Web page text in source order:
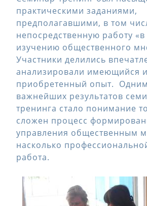
практическими заданиями,
предполагавшими, в том
непосредственную работу
изучению общественного
Участники делились
анализировали имеющийся
приобретенный опыт.
важнейших результатов
тренинга стало понимание
сложен процесс
управления общественным
насколько
работа.